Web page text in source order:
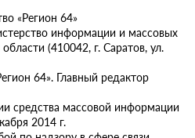
«Регион 64»
информации и массовых
(410042, г. Саратов, ул.
64». Главный редактор
средства массовой информации
2014 г.